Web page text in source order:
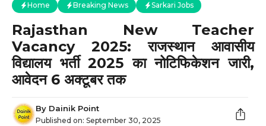
Home Breaking News Sarkari Jobs
Rajasthan New Teacher
Vacancy 2025: राजस्थान आवासीय
विद्यालय भर्ती 2025 का नोटिफिकेशन जारी,
आवेदन 6 अक्टूबर तक
By Dainik Point
Published on: September 30, 2025